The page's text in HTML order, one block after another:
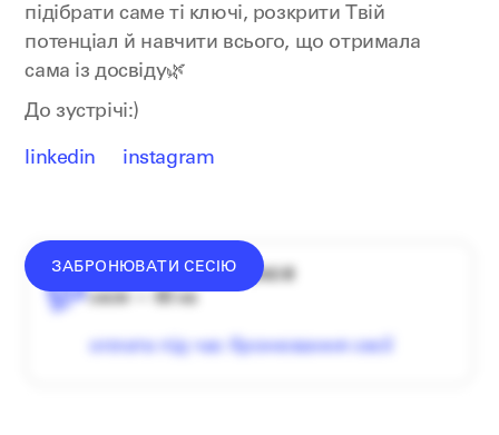
підібрати саме ті ключі, розкрити Твій
потенціал й навчити всього, що отримала
сама із досвіду🌿
До зустрічі:)
linkedin instagram
ЗАБРОНЮВАТИ СЕСІЮ
середній донат — 1340 ₴
сесія — 60 хв
оплата під час бронювання сесії